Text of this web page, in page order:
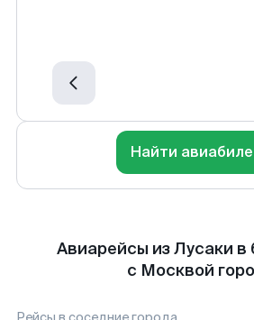
Найти
Авиарейсы из Лусаки
с Москвой